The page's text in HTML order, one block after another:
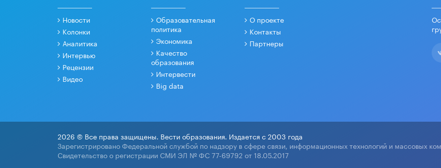
Новости
Колонки
Аналитика
Интервью
Рецензии
Видео
Образовательная
политика
Экономика
Качество
образования
Интервести
Big data
О проекте
Контакты
Партнеры
2026 © Все права защищены. Вести образования. Издается с 2003 года
Зарегистрировано Федеральной службой по надзору в сфере связи, информационных технологий и массовых
Свидетельство о регистрации СМИ ЭЛ № ФС 77-69792 от 18.05.2017